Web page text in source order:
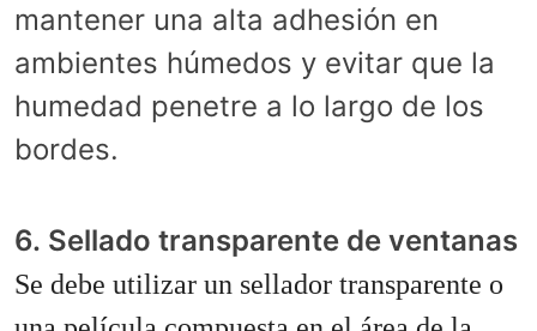
mantener una alta adhesión en
ambientes húmedos y evitar que la
humedad penetre a lo largo de los
bordes.
6. Sellado transparente de ventanas
Se debe utilizar un sellador transparente o